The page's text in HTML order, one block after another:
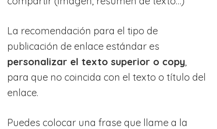
La recomendación para el tipo de
publicación de enlace estándar es
personalizar el texto superior o copy
para que no coincida con el texto o título del
enlace.
Puedes colocar una frase que llame a la